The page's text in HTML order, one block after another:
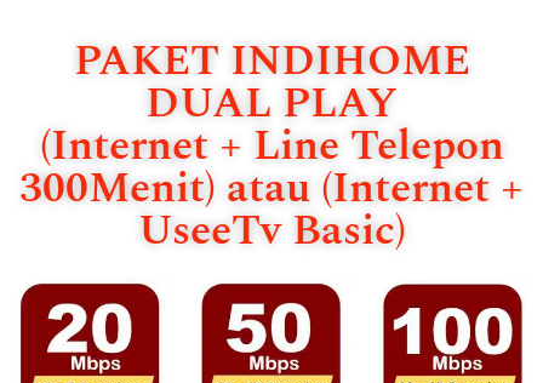
PAKET INDIHOME
DUAL PLAY
(Internet + Line Telepon
300Menit) atau (Internet +
UseeTv Basic)